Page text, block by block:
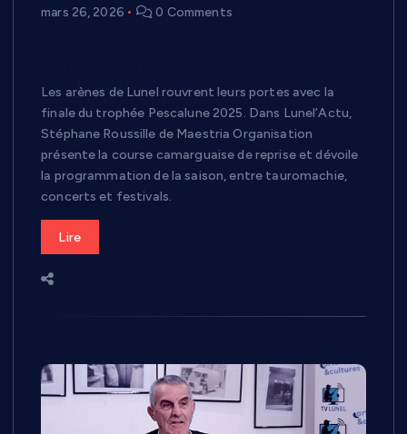
mars 26, 2026
0 Comments
Les arènes de Lunel rouvrent leurs portes avec la
finale du trophée Pescalune 2025. Dans Lunel’Actu,
Stéphane Roussille de Maestria Organisation
présente la course camarguaise de reprise et dévoile
la programmation de la saison, entre tauromachie,
concerts et festivals.
Lire